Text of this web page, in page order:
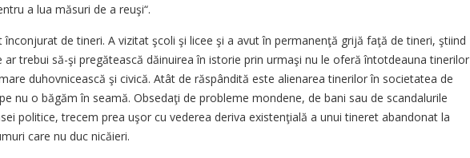
a lua măsuri de a reuşi“.
de tineri. A vizitat şcoli şi licee şi a avut în permanenţă grijă faţă de tineri, ştiind
trebui să-şi pregătească dăinuirea în istorie prin urmaşi nu le oferă întotdeauna tinerilor
duhovnicească şi civică. Atât de răspândită este alienarea tinerilor în societatea de
nu o băgăm în seamă. Obsedaţi de probleme mondene, de bani sau de scandalurile
politice, trecem prea uşor cu vederea deriva existenţială a unui tineret abandonat la
care nu duc nicăieri.